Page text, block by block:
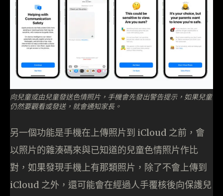
向兒童或由兒童發送色情照片，手機會先發出警告提示，如果兒童
仍然要觀看或發送，就會通知家長。
另一個功能是手機在上傳照片到 iCloud 之前，會
以照片的雜湊碼來與已知道的兒童色情照片作比
對，如果發現手機上有那類照片，除了不會上傳到
iCloud 之外，還可能會在經過人手覆核後向保護兒